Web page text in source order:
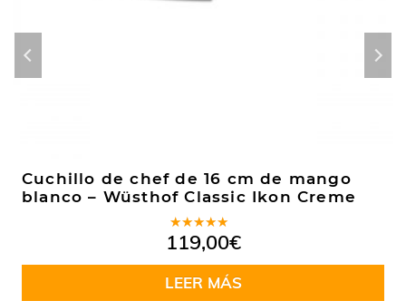
Cuchillo de chef de 16 cm de mango
blanco – Wüsthof Classic Ikon Creme
Valorado
en5.00de
5
119,00€
LEER MÁS